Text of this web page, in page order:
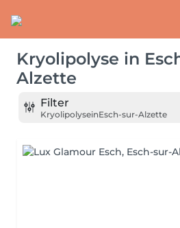
Kryolipolyse in
Alzette
Filter
KryolipolyseinEsch-sur-Alzette